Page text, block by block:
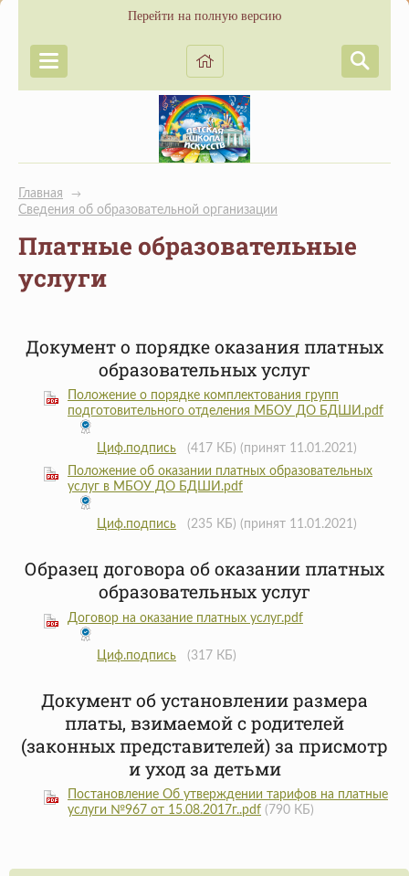
Перейти на полную версию
Главная →
Сведения об образовательной организации
Платные образовательные
услуги
Документ о порядке оказания платных
образовательных услуг
Положение о порядке комплектования групп
подготовительного отделения МБОУ ДО БДШИ.pdf
Циф.подпись (417 КБ) (принят 11.01.2021)
Положение об оказании платных образовательных
услуг в МБОУ ДО БДШИ.pdf
Циф.подпись (235 КБ) (принят 11.01.2021)
Образец договора об оказании платных
образовательных услуг
Договор на оказание платных услуг.pdf
Циф.подпись (317 КБ)
Документ об установлении размера
платы, взимаемой с родителей
(законных представителей) за присмотр
и уход за детьми
Постановление Об утверждении тарифов на платные
услуги №967 от 15.08.2017г..pdf (790 КБ)